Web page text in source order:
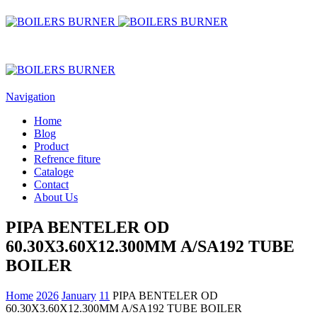
Navigation
Home
Blog
Product
Refrence fiture
Cataloge
Contact
About Us
PIPA BENTELER OD
60.30X3.60X12.300MM A/SA192 TUBE
BOILER
Home 2026 January 11 PIPA BENTELER OD
60.30X3.60X12.300MM A/SA192 TUBE BOILER